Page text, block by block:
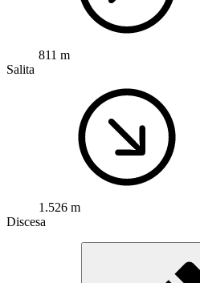
811 m
Salita
1.526 m
Discesa